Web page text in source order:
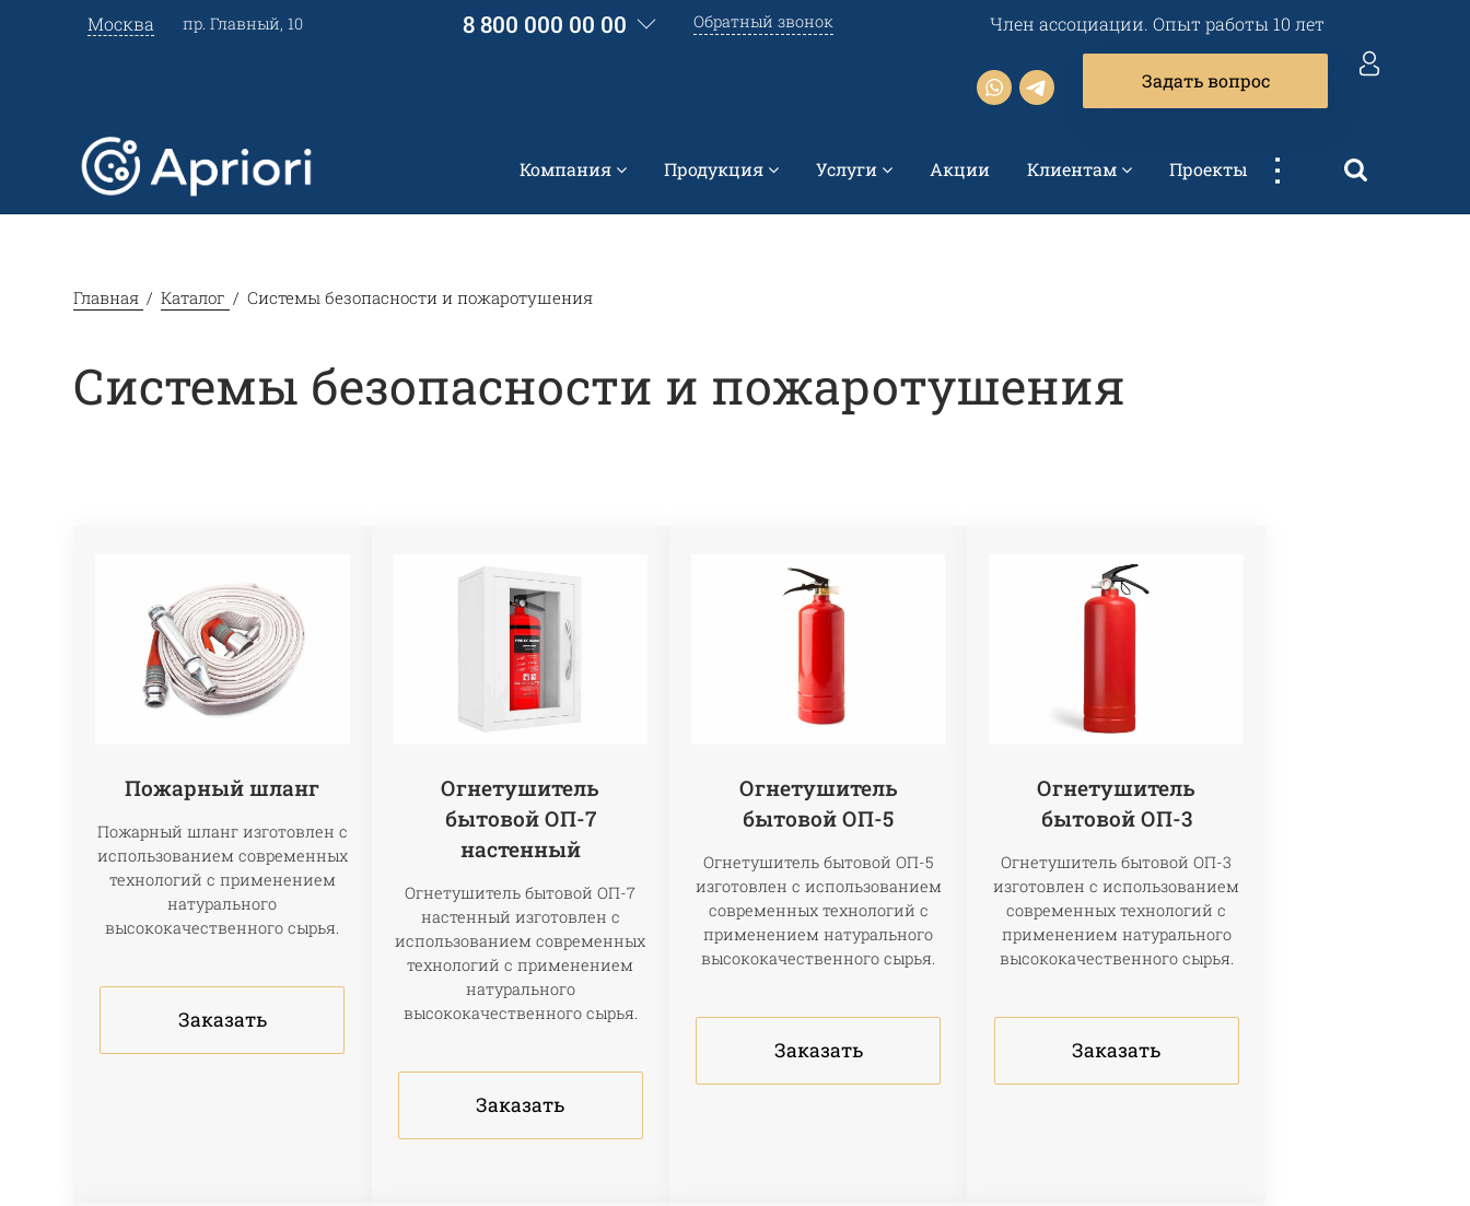
Москва пр. Главный, 10 8 800 000 00 00 Обратный звонок Член ассоциации. Опыт работы 10 лет
Задать вопрос
Компания Продукция Услуги Акции Клиентам Проекты ...
Главная Каталог Системы безопасности и пожаротушения
Системы безопасности и пожаротушения
Пожарный шланг
Пожарный шланг изготовлен с
использованием современных
технологий с применением
натурального
высококачественного сырья.
Заказать
Огнетушитель
бытовой ОП-7
настенный
Огнетушитель бытовой ОП-7
настенный изготовлен с
использованием современных
технологий с применением
натурального
высококачественного сырья.
Заказать
Огнетушитель
бытовой ОП-5
Огнетушитель бытовой ОП-5
изготовлен с использованием
современных технологий с
применением натурального
высококачественного сырья.
Заказать
Огнетушитель
бытовой ОП-3
Огнетушитель бытовой ОП-3
изготовлен с использованием
современных технологий с
применением натурального
высококачественного сырья.
Заказать